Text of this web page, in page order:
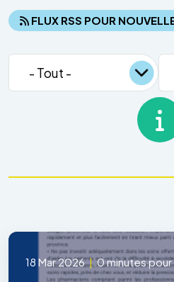
FLUX RSS POUR
18 Mar 2026|0 minutes pour